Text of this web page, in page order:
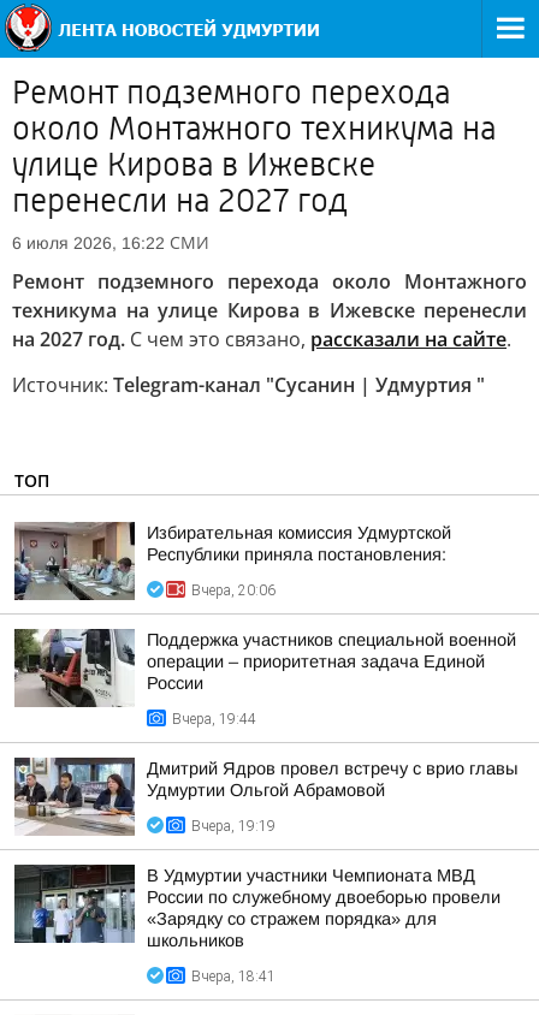
Ремонт подземного перехода
около Монтажного техникума на
улице Кирова в Ижевске
перенесли на 2027 год
6 июля 2026, 16:22 СМИ
Ремонт подземного перехода около Монтажного
техникума на улице Кирова в Ижевске перенесли
на 2027 год. С чем это связано, рассказали на сайте.
Источник: Telegram-канал "Сусанин | Удмуртия "
ТОП
Избирательная комиссия Удмуртской
Республики приняла постановления:
Вчера, 20:06
Поддержка участников специальной военной
операции – приоритетная задача Единой
России
Вчера, 19:44
Дмитрий Ядров провел встречу с врио главы
Удмуртии Ольгой Абрамовой
Вчера, 19:19
В Удмуртии участники Чемпионата МВД
России по служебному двоеборью провели
«Зарядку со стражем порядка» для
школьников
Вчера, 18:41